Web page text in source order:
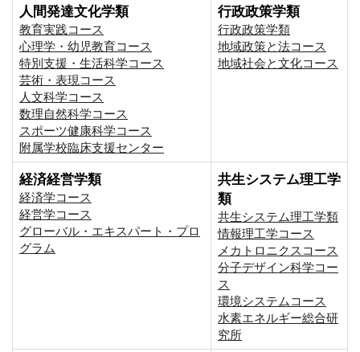
人間発達文化学類
教育実践コース
心理学・幼児教育コース
特別支援・生活科学コース
芸術・表現コース
人文科学コース
数理自然科学コース
スポーツ健康科学コース
附属学校臨床支援センター
行政政策学類
行政政策学類
地域政策と法コース
地域社会と文化コース
経済経営学類
経済学コース
経営学コース
グローバル・エキスパート・プロ
グラム
共生システム理工学
類
共生システム理工学類
情報理工学コース
メカトロニクスコース
分子デザイン科学コー
ス
環境システムコース
⽔素エネルギー総合研
究所